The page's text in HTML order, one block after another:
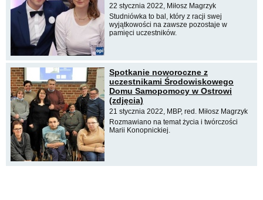
22 stycznia 2022, Miłosz Magrzyk
Studniówka to bal, który z racji swej
wyjątkowości na zawsze pozostaje w
pamięci uczestników.
Spotkanie noworoczne z
uczestnikami Środowiskowego
Domu Samopomocy w Ostrowi
(zdjęcia)
21 stycznia 2022, MBP, red. Miłosz Magrzyk
Rozmawiano na temat życia i twórczości
Marii Konopnickiej.